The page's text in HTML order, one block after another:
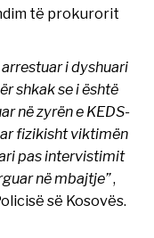
të prokurorit
i dyshuari
shkak se i është
në zyrën e KEDS-
fizikisht viktimën
pas intervistimit
në mbajtje”,
së Kosovës.